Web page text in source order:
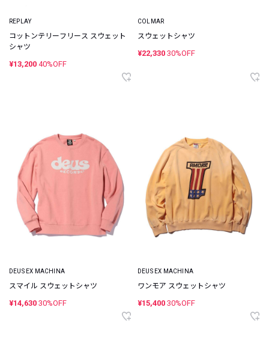
REPLAY
コットンテリーフリース スウェット
シャツ
¥13,200 40%OFF
COLMAR
スウェットシャツ
¥22,330 30%OFF
DEUS EX MACHINA
スマイル スウェットシャツ
¥14,630 30%OFF
DEUS EX MACHINA
ワンモア スウェットシャツ
¥15,400 30%OFF